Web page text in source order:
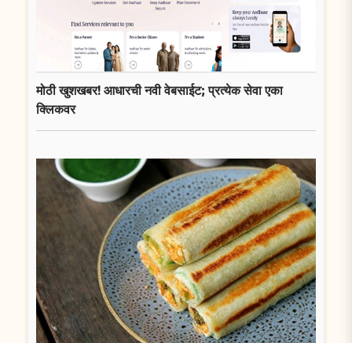
मोठी खुशखबर! आधारची नवी वेबसाईट; प्रत्येक सेवा एका
क्लिकवर